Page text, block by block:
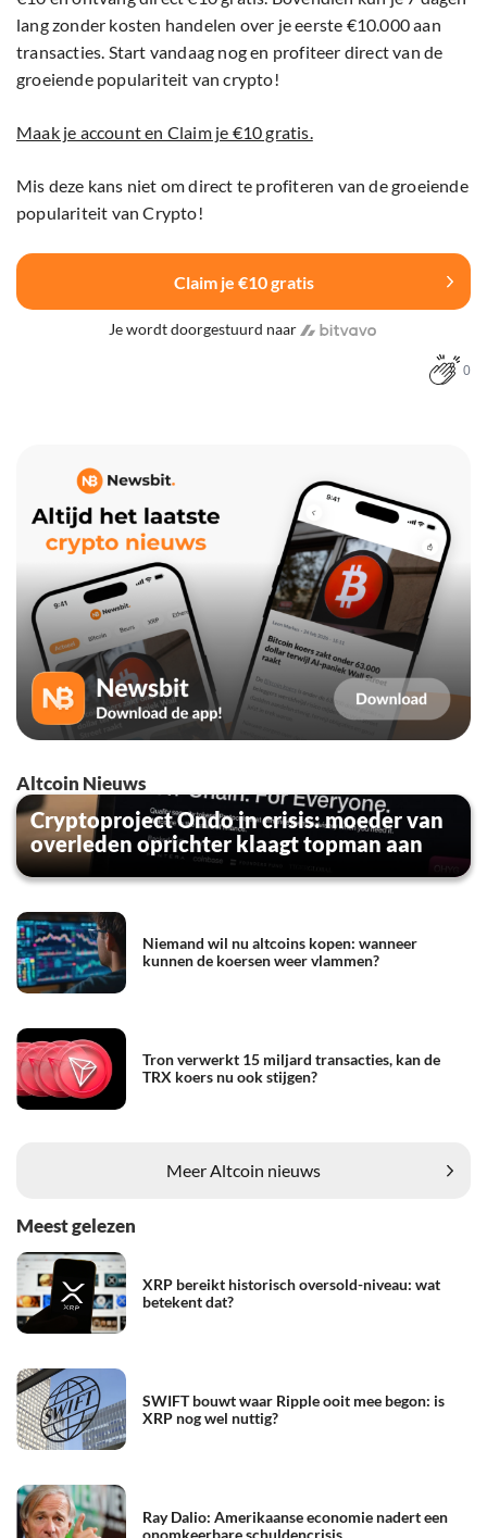
lang zonder kosten handelen over je eerste €10.000 aan
transacties. Start vandaag nog en profiteer direct van de
groeiende populariteit van crypto!
Maak je account en Claim je €10 gratis.
Mis deze kans niet om direct te profiteren van de groeiende
populariteit van Crypto!
Claim je €10 gratis
Je wordt doorgestuurd naar
0
Altcoin Nieuws
Cryptoproject Ondo in crisis: moeder van
overleden oprichter klaagt topman aan
Niemand wil nu altcoins kopen: wanneer
kunnen de koersen weer vlammen?
Tron verwerkt 15 miljard transacties, kan de
TRX koers nu ook stijgen?
Meer Altcoin nieuws
Meest gelezen
XRP bereikt historisch oversold-niveau: wat
betekent dat?
SWIFT bouwt waar Ripple ooit mee begon: is
XRP nog wel nuttig?
Ray Dalio: Amerikaanse economie nadert een
onomkeerbare schuldencrisis